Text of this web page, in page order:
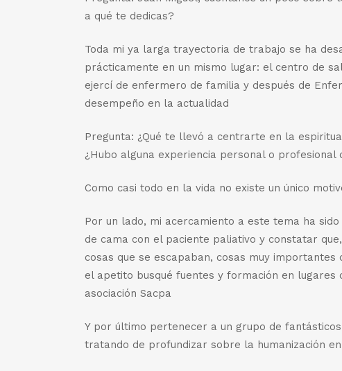
a qué te dedicas?
Toda mi ya larga trayectoria de trabajo se ha
prácticamente en un mismo lugar: el centro de
ejercí de enfermero de familia y después de
desempeño en la actualidad
Pregunta: ¿Qué te llevó a centrarte en la
¿Hubo alguna experiencia personal o
Como casi todo en la vida no existe un único
Por un lado, mi acercamiento a este tema ha
de cama con el paciente paliativo y constatar
cosas que se escapaban, cosas muy
el apetito busqué fuentes y formación en lugares
asociación Sacpa
Y por último pertenecer a un grupo de
tratando de profundizar sobre la humanización